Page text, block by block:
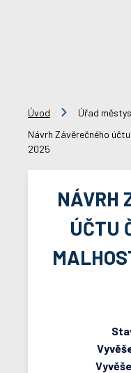
Úvod Úřad
Návrh Závěrečného
2025
NÁVRH
ÚČTU